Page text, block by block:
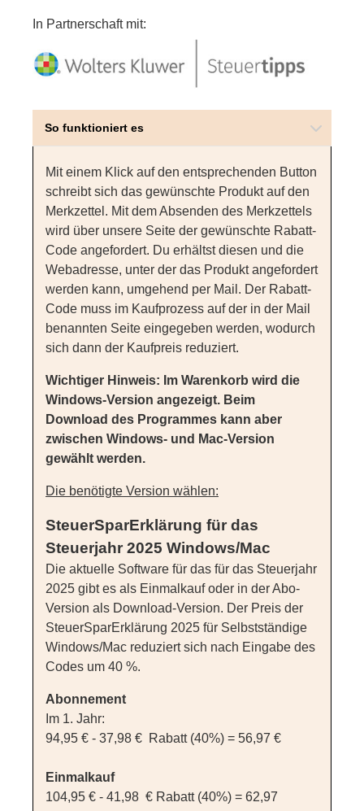
In Partnerschaft mit:
So funktioniert es
Mit einem Klick auf den entsprechenden Button
schreibt sich das gewünschte Produkt auf den
Merkzettel. Mit dem Absenden des Merkzettels
wird über unsere Seite der gewünschte Rabatt-
Code angefordert. Du erhältst diesen und die
Webadresse, unter der das Produkt angefordert
werden kann, umgehend per Mail. Der Rabatt-
Code muss im Kaufprozess auf der in der Mail
benannten Seite eingegeben werden, wodurch
sich dann der Kaufpreis reduziert.
Wichtiger Hinweis: Im Warenkorb wird die
Windows-Version angezeigt. Beim
Download des Programmes kann aber
zwischen Windows- und Mac-Version
gewählt werden.
Die benötigte Version wählen:
SteuerSparErklärung für das
Steuerjahr 2025 Windows/Mac
Die aktuelle Software für das für das Steuerjahr
2025 gibt es als Einmalkauf oder in der Abo-
Version als Download-Version. Der Preis der
SteuerSparErklärung 2025 für Selbstständige
Windows/Mac reduziert sich nach Eingabe des
Codes um 40 %.
Abonnement
Im 1. Jahr:
94,95 € - 37,98 € Rabatt (40%) = 56,97 €
Einmalkauf
104,95 € - 41,98 € Rabatt (40%) = 62,97